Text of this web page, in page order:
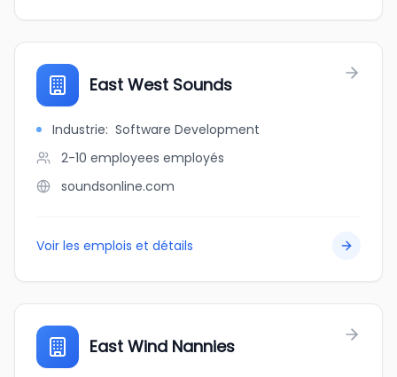
East West Sounds
Industrie: Software Development
2-10 employees employés
soundsonline.com
Voir les emplois et détails
East Wind Nannies